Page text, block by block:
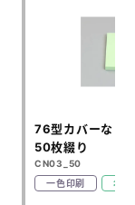
76型カバーなし
50枚綴り
CN03_50
一色印刷
名入